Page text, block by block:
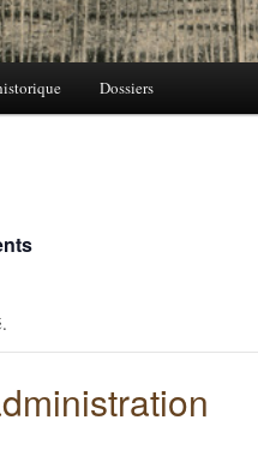
Dossiers